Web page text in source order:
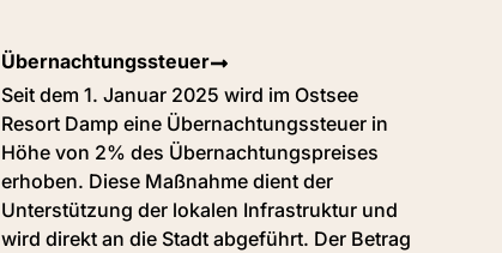
Übernachtungssteuer
Seit dem 1. Januar 2025 wird im Ostsee
Resort Damp eine Übernachtungssteuer in
Höhe von 2% des Übernachtungspreises
erhoben. Diese Maßnahme dient der
Unterstützung der lokalen Infrastruktur und
wird direkt an die Stadt abgeführt. Der Betrag